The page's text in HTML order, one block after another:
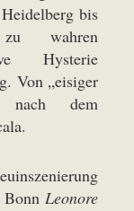
bis
wahren
Hysterie
Von „eisiger
nach dem
Leonore